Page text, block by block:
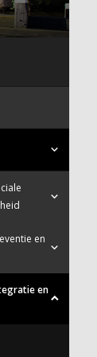
en
en